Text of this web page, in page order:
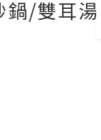
鍋/雙耳湯